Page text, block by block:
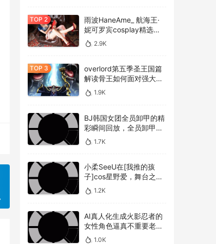
雨波HaneAme_ 航海王·
妮可罗宾cosplay精选作
品 [34P-134MB]
2.9K
overlord第五季圣王国篇
解读骨王如何面对强大的
敌人，overlord第五季圣
王国篇深度解析骨王与敌
1.9K
BJ韩国女团全员卸甲的精
彩瞬间回放，全员卸甲视
频如何观看BJ韩国女团成
员的最精彩时刻？
1.7K
小柔SeeU在[我推的孩
子]cos星野爱，舞台之星
闪耀迷人
1.2K
AI真人化生成火影忍者的
女性角色逼真不重要老婆
美不美才是重点！
1.0K